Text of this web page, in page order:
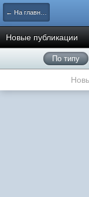
← На главную
Новые публикации
По типу